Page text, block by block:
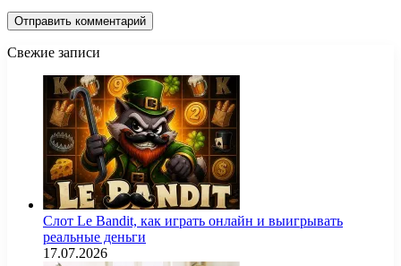
Свежие записи
Слот Le Bandit, как играть онлайн и выигрывать
реальные деньги
17.07.2026